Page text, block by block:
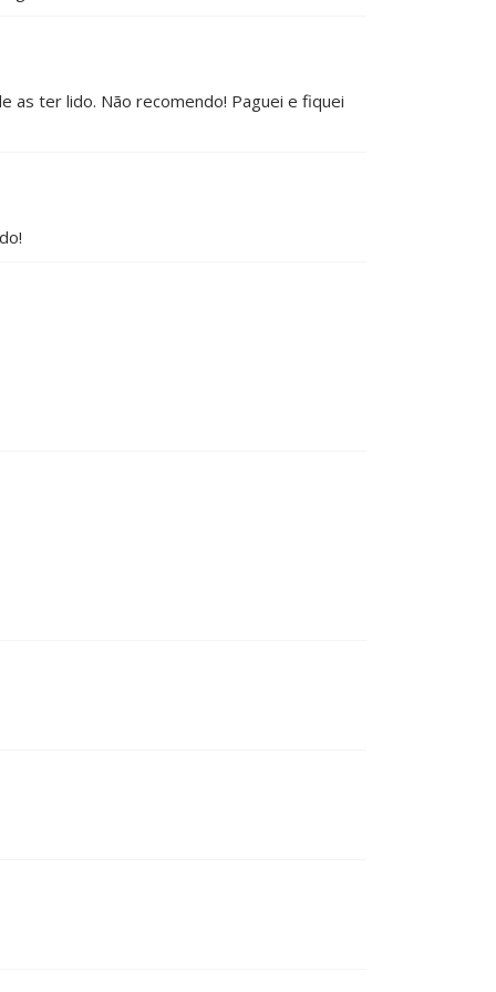
as ter lido. Não recomendo! Paguei e fiquei